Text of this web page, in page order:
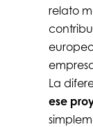
relato
La
ese